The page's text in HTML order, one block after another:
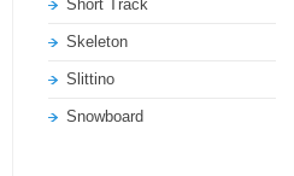
Short Track
Skeleton
Slittino
Snowboard